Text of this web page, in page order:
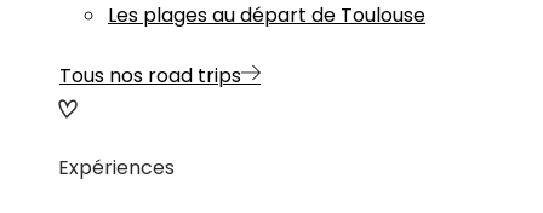
Les plages au départ de Toulouse
Tous nos road trips
Expériences